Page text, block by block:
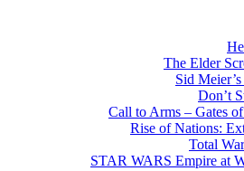
The Elder
Sid
Don’t
Call to Arms – Gates
Rise of Nations:
Total
STAR WARS Empire at